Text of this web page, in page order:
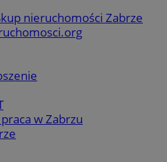
nieruchomości Zabrze
w Zabrzu